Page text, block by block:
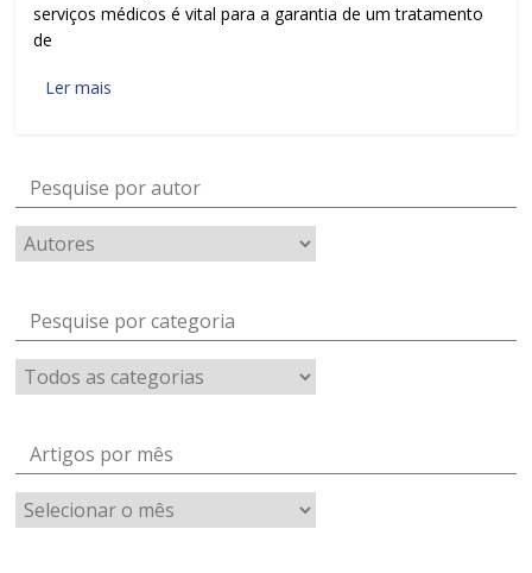
serviços médicos é vital para a garantia de um tratamento
de
Ler mais
Pesquise por autor
Pesquise por categoria
Artigos por mês
Artigos
por